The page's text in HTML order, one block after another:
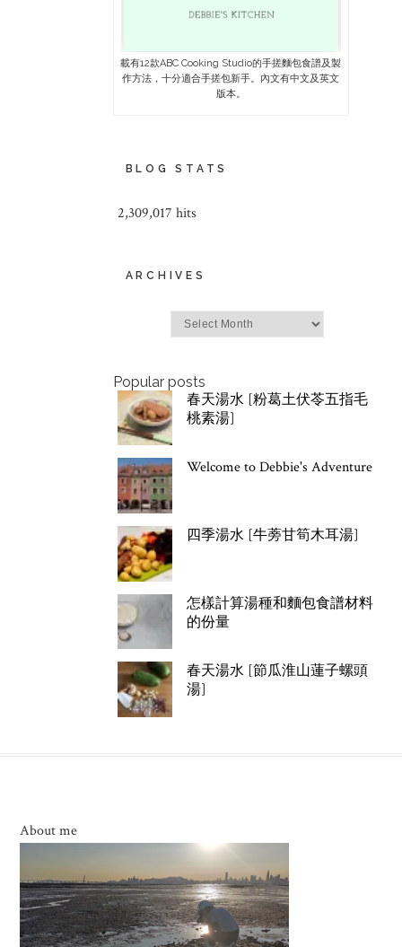
載有12款ABC Cooking Studio的手搓麵包食譜及製
作方法，十分適合手搓包新手。內文有中文及英文
版本。
BLOG STATS
2,309,017 hits
ARCHIVES
Popular posts
春天湯水 [粉葛土伏苓五指毛
桃素湯]
Welcome to Debbie's Adventure
四季湯水 [牛蒡甘筍木耳湯]
怎樣計算湯種和麵包食譜材料
的份量
春天湯水 [節瓜淮山蓮子螺頭
湯]
About me